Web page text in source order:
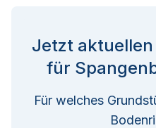
Jetzt
für
Für welches